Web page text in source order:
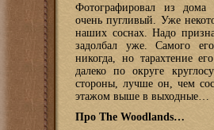
Фотографировал из
очень пугливый. Уже
наших соснах. Надо
задолбал уже. Самого
никогда, но тарахтение
далеко по округе
стороны, лучше он, чем
этажом выше в выходные…
Про The Woodlands…